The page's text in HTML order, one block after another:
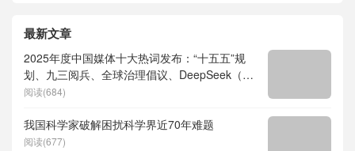
最新文章
2025年度中国媒体十大热词发布：“十五五”规
划、九三阅兵、全球治理倡议、DeepSeek（深
度求索）、人形机器人、苏超、票根经济、育
阅读(684)
我国科学家破解困扰科学界近70年难题
阅读(677)